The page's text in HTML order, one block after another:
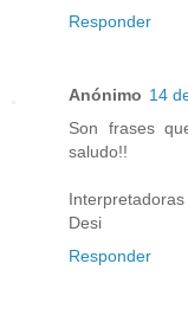
Responder
Anónimo 14
Son frases
saludo!!
Desi
Responder